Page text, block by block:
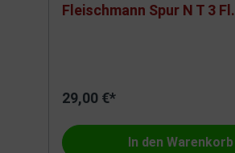
Fleischmann Spur N T 3 Fl.
29,00 €*
In den Warenkorb